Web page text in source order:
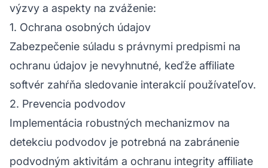
výzvy a aspekty na zváženie:
1. Ochrana osobných údajov
Zabezpečenie súladu s právnymi predpismi na
ochranu údajov je nevyhnutné, keďže affiliate
softvér zahŕňa sledovanie interakcií používateľov.
2. Prevencia podvodov
Implementácia robustných mechanizmov na
detekciu podvodov je potrebná na zabránenie
podvodným aktivitám a ochranu integrity affiliate